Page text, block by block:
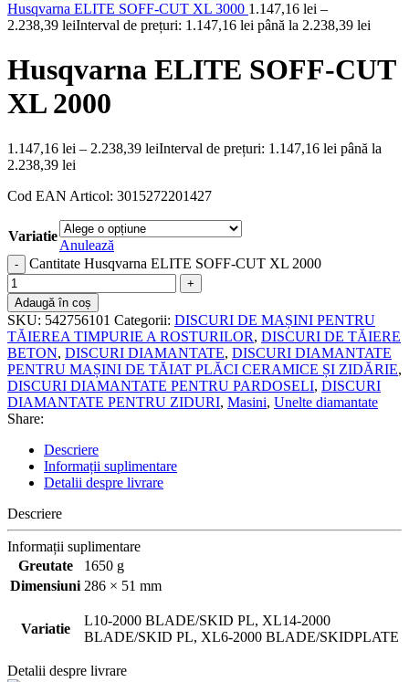
Husqvarna ELITE SOFF-CUT XL 3000 1.147,16 lei –
2.238,39 leiInterval de prețuri: 1.147,16 lei până la 2.238,39 lei
Husqvarna ELITE SOFF-CUT
XL 2000
1.147,16 lei – 2.238,39 leiInterval de prețuri: 1.147,16 lei până la
2.238,39 lei
Cod EAN Articol: 3015272201427
Variatie
Anulează
Cantitate Husqvarna ELITE SOFF-CUT XL 2000
Adaugă în coș
SKU: 542756101 Categorii: DISCURI DE MAȘINI PENTRU
TĂIEREA TIMPURIE A ROSTURILOR, DISCURI DE TĂIERE
BETON, DISCURI DIAMANTATE, DISCURI DIAMANTATE
PENTRU MAȘINI DE TĂIAT PLĂCI CERAMICE ȘI ZIDĂRIE,
DISCURI DIAMANTATE PENTRU PARDOSELI, DISCURI
DIAMANTATE PENTRU ZIDURI, Masini, Unelte diamantate
Share:
Descriere
Informații suplimentare
Detalii despre livrare
Descriere
Informații suplimentare
Greutate
1650 g
Dimensiuni 286 × 51 mm
Variatie
L10-2000 BLADE/SKID PL, XL14-2000
BLADE/SKID PL, XL6-2000 BLADE/SKIDPLATE
Detalii despre livrare